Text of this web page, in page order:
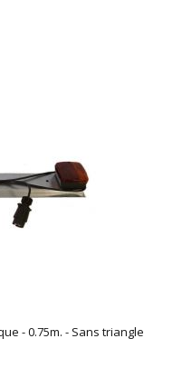
- 0.75m. - Sans triangle